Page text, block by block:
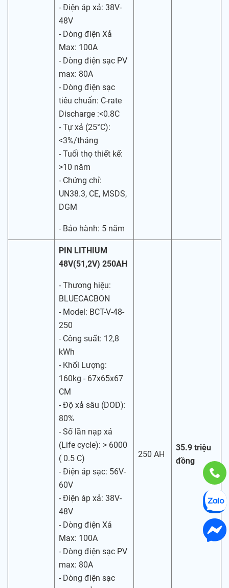
- Điện áp xả: 38V-
48V
- Dòng điện Xả
Max: 100A
- Dòng điện sạc PV
max: 80A
- Dòng điện sạc
tiêu chuẩn: C-rate
Discharge :<0.8C
- Tự xả (25°C):
<3%/tháng
- Tuổi thọ thiết kế:
>10 năm
- Chứng chỉ:
UN38.3, CE, MSDS,
DGM
- Bảo hành: 5 năm
PIN LITHIUM
48V(51,2V) 250AH
- Thương hiệu:
BLUECACBON
- Model: BCT-V-48-
250
- Công suất: 12,8
kWh
- Khối Lượng:
160kg - 67x65x67
CM
- Độ xả sâu (DOD):
80%
- Số lần nạp xả
(Life cycle): > 6000
( 0.5 C)
- Điện áp sạc: 56V-
60V
- Điện áp xả: 38V-
48V
- Dòng điện Xả
Max: 100A
- Dòng điện sạc PV
max: 80A
- Dòng điện sạc
250 AH
35.9 triệu
đồng